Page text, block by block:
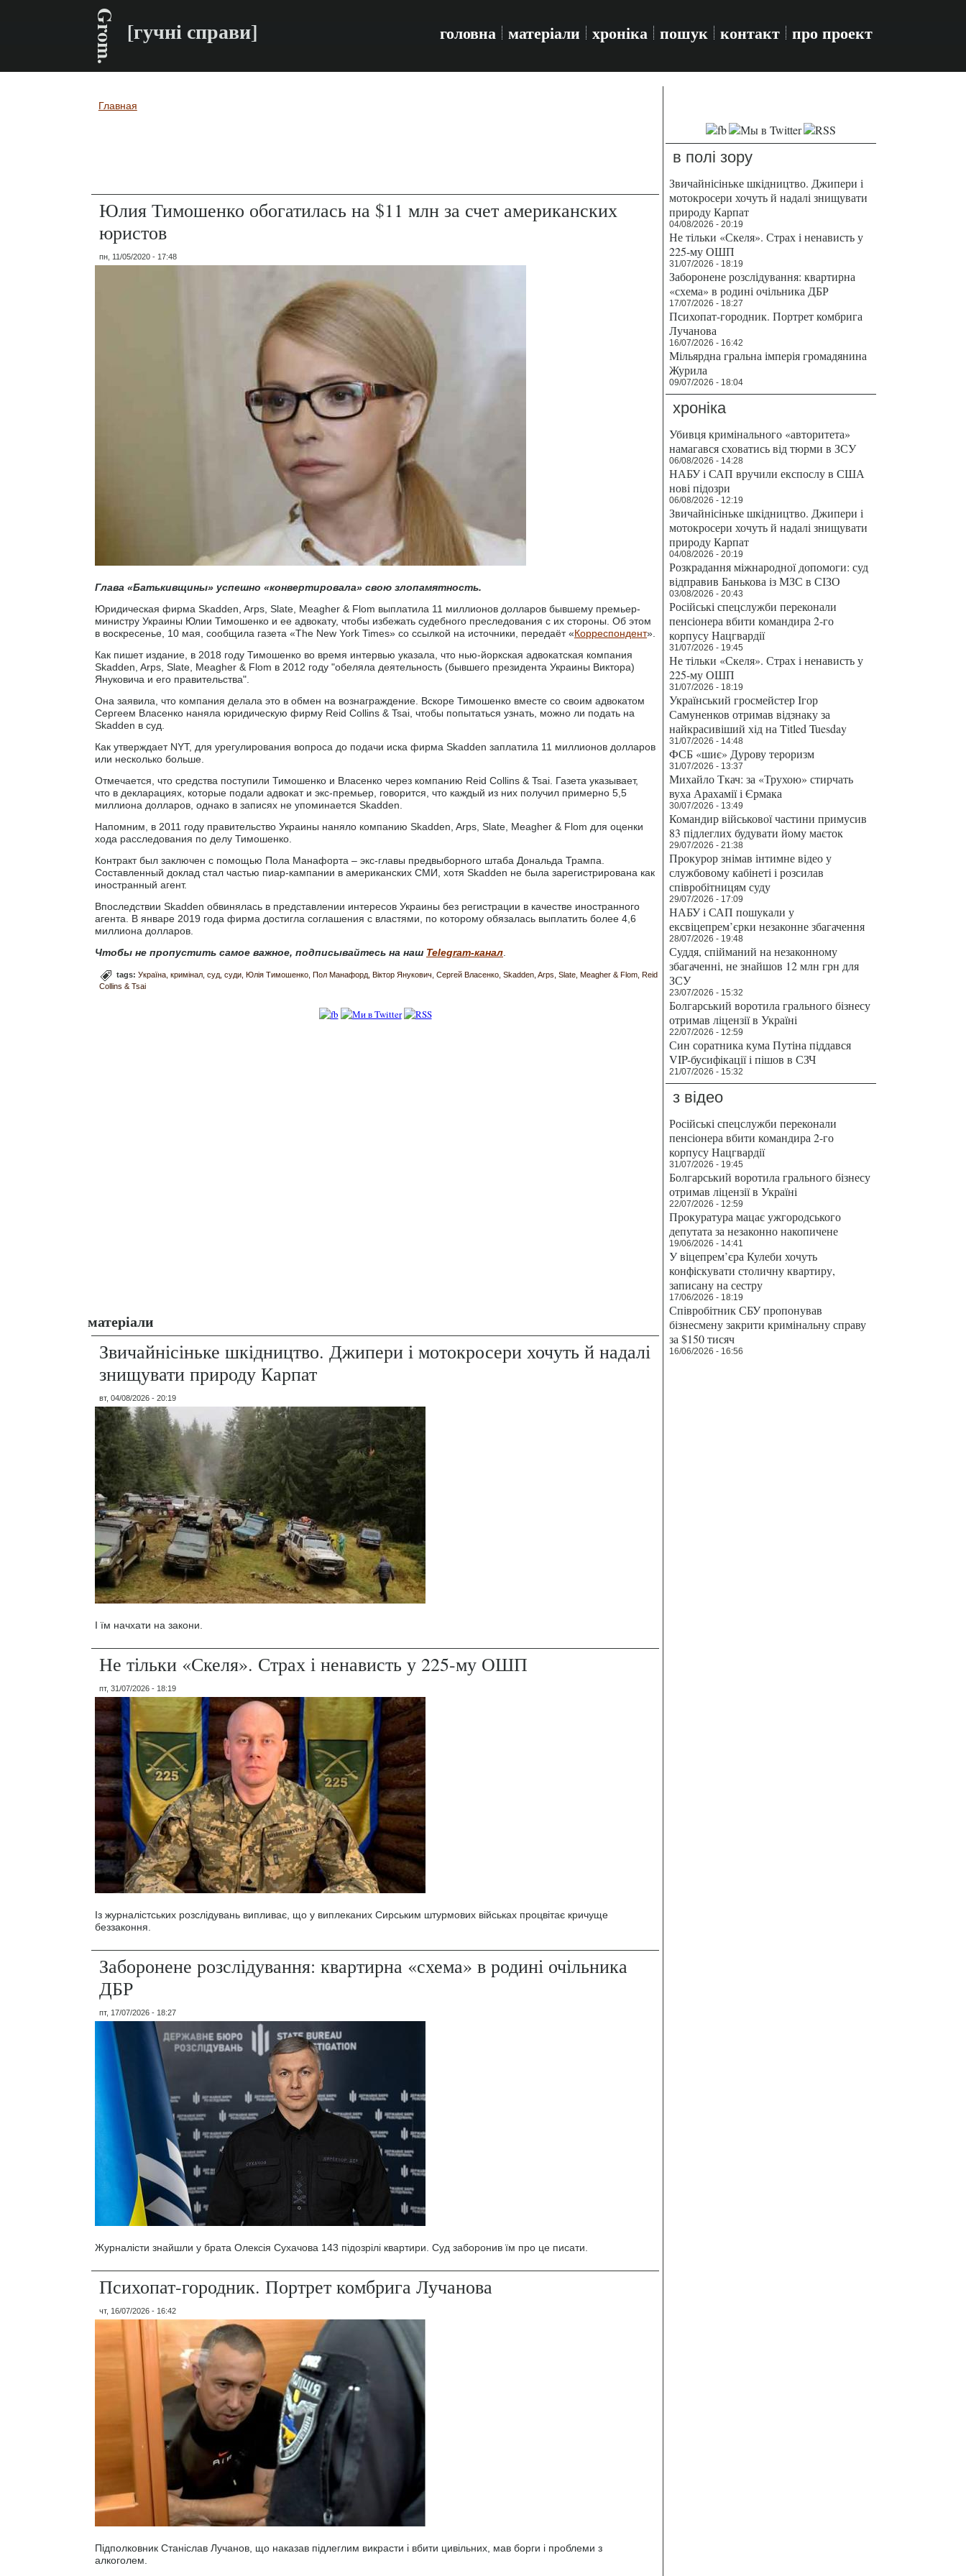
Grom. [гучні справи] головна матеріали хроніка пошук контакт про проект
Вы здесь
Главная
Юлия Тимошенко обогатилась на $11 млн за счет американских
юристов
пн, 11/05/2020 - 17:48
Глава «Батькивщины» успешно «конвертировала» свою злопамятность.
Юридическая фирма Skadden, Arps, Slate, Meagher & Flom выплатила 11 миллионов долларов бывшему премьер-
министру Украины Юлии Тимошенко и ее адвокату, чтобы избежать судебного преследования с их стороны. Об этом
в воскресенье, 10 мая, сообщила газета «The New York Times» со ссылкой на источники, передаёт «Корреспондент».
Как пишет издание, в 2018 году Тимошенко во время интервью указала, что нью-йоркская адвокатская компания
Skadden, Arps, Slate, Meagher & Flom в 2012 году "обеляла деятельность (бывшего президента Украины Виктора)
Януковича и его правительства".
Она заявила, что компания делала это в обмен на вознаграждение. Вскоре Тимошенко вместе со своим адвокатом
Сергеем Власенко наняла юридическую фирму Reid Collins & Tsai, чтобы попытаться узнать, можно ли подать на
Skadden в суд.
Как утверждает NYT, для урегулирования вопроса до подачи иска фирма Skadden заплатила 11 миллионов долларов
или несколько больше.
Отмечается, что средства поступили Тимошенко и Власенко через компанию Reid Collins & Tsai. Газета указывает,
что в декларациях, которые подали адвокат и экс-премьер, говорится, что каждый из них получил примерно 5,5
миллиона долларов, однако в записях не упоминается Skadden.
Напомним, в 2011 году правительство Украины наняло компанию Skadden, Arps, Slate, Meagher & Flom для оценки
хода расследования по делу Тимошенко.
Контракт был заключен с помощью Пола Манафорта – экс-главы предвыборного штаба Дональда Трампа.
Составленный доклад стал частью пиар-кампании в американских СМИ, хотя Skadden не была зарегистрирована как
иностранный агент.
Впоследствии Skadden обвинялась в представлении интересов Украины без регистрации в качестве иностранного
агента. В январе 2019 года фирма достигла соглашения с властями, по которому обязалась выплатить более 4,6
миллиона долларов.
Чтобы не пропустить самое важное, подписывайтесь на наш Telegram-канал
tags: Україна кримінал суд суди Юлія Тимошенко Пол Манафорд Віктор Янукович Сергей Власенко Skadden Arps Slate Meagher & Flom Reid
Collins & Tsai
матеріали
Звичайнісіньке шкідництво. Джипери і мотокросери хочуть й надалі
знищувати природу Карпат
вт, 04/08/2026 - 20:19
І їм начхати на закони.
Не тільки «Скеля». Страх і ненависть у 225-му ОШП
пт, 31/07/2026 - 18:19
Із журналістських розслідувань випливає, що у виплеканих Сирським штурмових військах процвітає кричуще
беззаконня.
Заборонене розслідування: квартирна «схема» в родині очільника
ДБР
пт, 17/07/2026 - 18:27
Журналісти знайшли у брата Олексія Сухачова 143 підозрілі квартири. Суд заборонив їм про це писати.
Психопат-городник. Портрет комбрига Лучанова
чт, 16/07/2026 - 16:42
Підполковник Станіслав Лучанов, що наказав підлеглим викрасти і вбити цивільних, мав борги і проблеми з
алкоголем.
в полі зору
Звичайнісіньке шкідництво. Джипери і
мотокросери хочуть й надалі знищувати
природу Карпат
04/08/2026 - 20:19
Не тільки «Скеля». Страх і ненависть у
225-му ОШП
31/07/2026 - 18:19
Заборонене розслідування: квартирна
«схема» в родині очільника ДБР
17/07/2026 - 18:27
Психопат-городник. Портрет комбрига
Лучанова
16/07/2026 - 16:42
Мільярдна гральна імперія громадянина
Журила
09/07/2026 - 18:04
хроніка
Убивця кримінального «авторитета»
намагався сховатись від тюрми в ЗСУ
06/08/2026 - 14:28
НАБУ і САП вручили експослу в США
нові підозри
06/08/2026 - 12:19
Звичайнісіньке шкідництво. Джипери і
мотокросери хочуть й надалі знищувати
природу Карпат
04/08/2026 - 20:19
Розкрадання міжнародної допомоги: суд
відправив Банькова із МЗС в СІЗО
03/08/2026 - 20:43
Російські спецслужби переконали
пенсіонера вбити командира 2-го
корпусу Нацгвардії
31/07/2026 - 19:45
Не тільки «Скеля». Страх і ненависть у
225-му ОШП
31/07/2026 - 18:19
Український гросмейстер Ігор
Самуненков отримав відзнаку за
найкрасивіший хід на Titled Tuesday
31/07/2026 - 14:48
ФСБ «шиє» Дурову тероризм
31/07/2026 - 13:37
Михайло Ткач: за «Трухою» стирчать
вуха Арахамії і Єрмака
30/07/2026 - 13:49
Командир військової частини примусив
83 підлеглих будувати йому маєток
29/07/2026 - 21:38
Прокурор знімав інтимне відео у
службовому кабінеті і розсилав
співробітницям суду
29/07/2026 - 17:09
НАБУ і САП пошукали у
ексвіцепрем’єрки незаконне збагачення
28/07/2026 - 19:48
Суддя, спійманий на незаконному
збагаченні, не знайшов 12 млн грн для
ЗСУ
23/07/2026 - 15:32
Болгарський воротила грального бізнесу
отримав ліцензії в Україні
22/07/2026 - 12:59
Син соратника кума Путіна піддався
VIP-бусифікації і пішов в СЗЧ
21/07/2026 - 15:32
з відео
Російські спецслужби переконали
пенсіонера вбити командира 2-го
корпусу Нацгвардії
31/07/2026 - 19:45
Болгарський воротила грального бізнесу
отримав ліцензії в Україні
22/07/2026 - 12:59
Прокуратура мацає ужгородського
депутата за незаконно накопичене
19/06/2026 - 14:41
У віцепрем’єра Кулеби хочуть
конфіскувати столичну квартиру,
записану на сестру
17/06/2026 - 18:19
Співробітник СБУ пропонував
бізнесмену закрити кримінальну справу
за $150 тисяч
16/06/2026 - 16:56